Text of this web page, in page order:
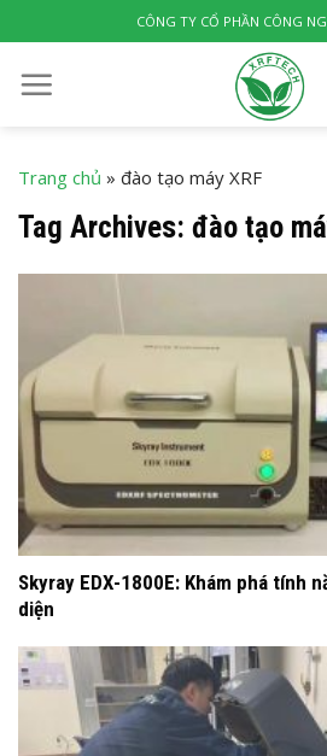
to
content
CÔNG TY CỔ PHẦN CÔNG
Trang chủ » đào tạo máy XRF
Tag Archives: đào tạo
Skyray EDX-1800E: Khám phá tính
diện